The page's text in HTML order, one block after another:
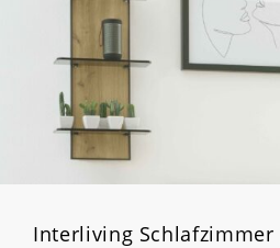
Interliving Schlafzimmer